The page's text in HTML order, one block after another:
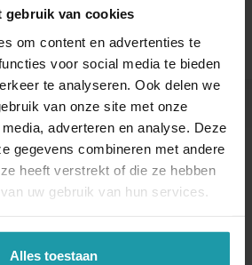
gebruik van cookies
om content en advertenties te
voor social media te bieden
te analyseren. Ook delen we
van onze site met onze
adverteren en analyse. Deze
gegevens combineren met andere
heeft verstrekt of die ze hebben
uw gebruik van hun services.
Alles toestaan
artikelen